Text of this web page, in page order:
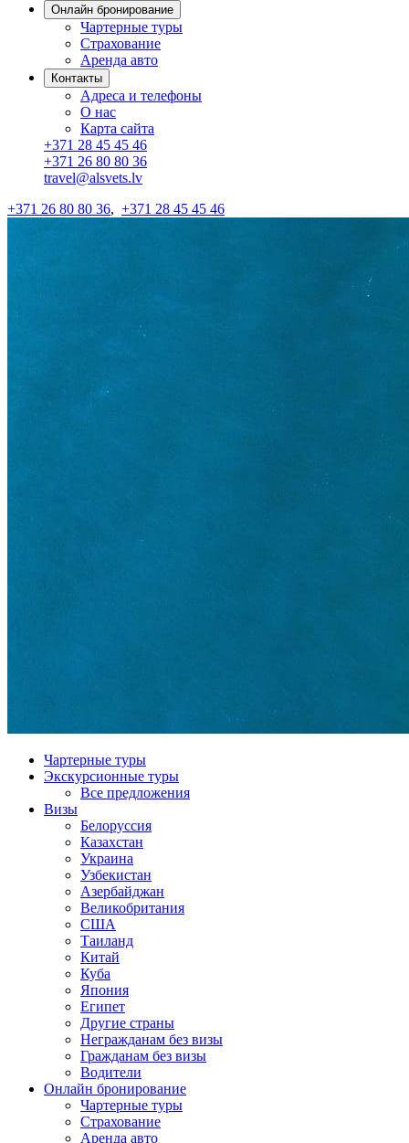
Онлайн бронирование
Чартерные туры
Страхование
Аренда авто
Контакты
Адреса и телефоны
О нас
Карта сайта
+371 28 45 45 46
+371 26 80 80 36
travel@alsvets.lv
+371 26 80 80 36, +371 28 45 45 46
Чартерные туры
Экскурсионные туры
Все предложения
Визы
Белоруссия
Казахстан
Украина
Узбекистан
Азербайджан
Великобритания
США
Таиланд
Китай
Куба
Япония
Египет
Другие страны
Негражданам без визы
Гражданам без визы
Водители
Онлайн бронирование
Чартерные туры
Страхование
Аренда авто